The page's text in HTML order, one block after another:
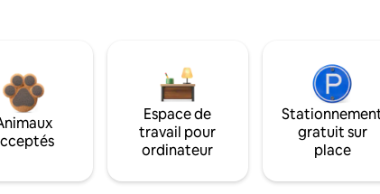
Espace de
travail pour
ordinateur
gratuit sur
place